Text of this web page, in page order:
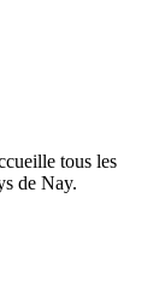
tous les
de Nay.